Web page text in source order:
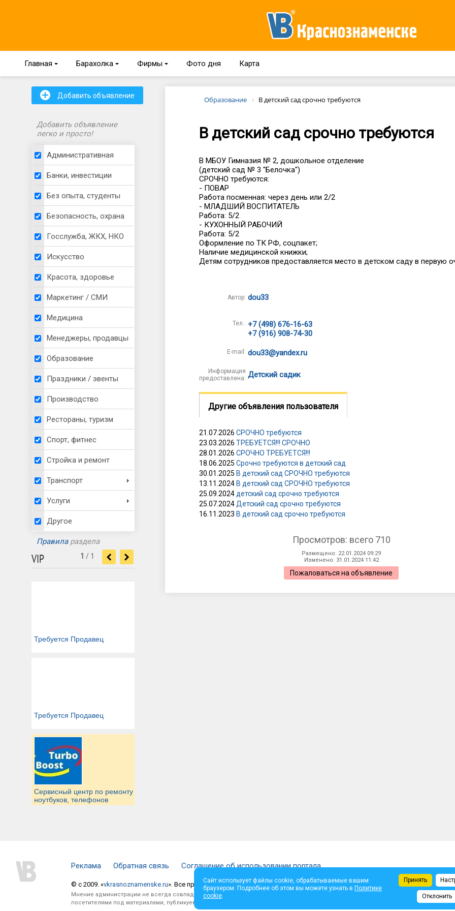
Главная { Барахолка { Фирмы { Фото дня Карта
+ Добавить объявление
Добавить объявление
легко и просто!
Административная
Банки, инвестиции
Без опыта, студенты
Безопасность, охрана
Госслужба, ЖКХ, НКО
Искусство
Красота, здоровье
Маркетинг / СМИ
Медицина
Менеджеры, продавцы
Образование
Праздники / эвенты
Производство
Рестораны, туризм
Спорт, фитнес
Стройка и ремонт
Транспорт
Услуги
Другое
Правилараздела
VIP
Требуется Продавец
Требуется Продавец
Сервисный центр по ремонту
ноутбуков, телефонов
1 / 1 < >
Образование В детский сад срочно требуются
В детский сад срочно требуются
В МБОУ Гимназия № 2, дошкольное отделение
(детский сад № 3 "Белочка")
СРОЧНО требуются:
- ПОВАР
Работа посменная: через день или 2/2
- МЛАДШИЙ ВОСПИТАТЕЛЬ
Работа: 5/2
- КУХОННЫЙ РАБОЧИЙ
Работа: 5/2
Оформление по ТК РФ, соцпакет;
Наличие медицинской книжки;
Детям сотрудников предоставляется место в детском саду в первую
Автор: dou33
Тел.: +7 (498) 676-16-63
+7 (916) 908-74-30
E-mail: dou33@yandex.ru
Информация
предоставлена: Детский садик
Другие объявления пользователя
21.07.2026 СРОЧНО требуются
23.03.2026 ТРЕБУЕТСЯ!!! СРОЧНО
28.01.2026 СРОЧНО ТРЕБУЕТСЯ!!!
18.06.2025 Срочно требуются в детский сад
30.01.2025 В детский сад СРОЧНО требуются
13.11.2024В детский сад СРОЧНО требуются
25.09.2024 детский сад срочно требуются
25.07.2024 Детский сад срочно требуются
16.11.2023 В детский сад срочно требуются
Просмотров: всего 710
Размещено: 22.01.2024 09:29
Изменено: 31.01.2024 11:42
Пожаловаться на объявление
Реклама Обратная связь Соглашение об использовании портала
© c 2009. «vkrasnoznamenske.ru». Все права защищены.
Мнение администрации не всегда совпадает с мнением автора. Администрация не несет ответственности за достоверность
посетителями под материалами, публикуемыми на сайте.
Сайт использует файлы cookie, обрабатываемые вашим
браузером. Подробнее об этом вы можете узнать в Политике
cookie.
Принять
Отклонить